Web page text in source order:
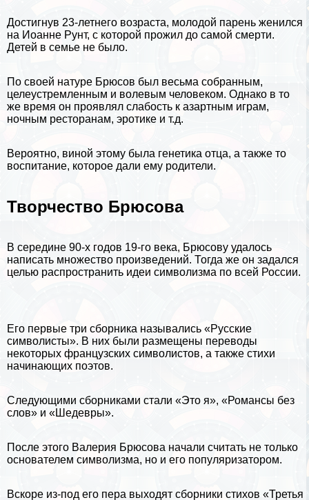
Достигнув 23-летнего возраста, молодой парень женился
на Иоанне Рунт, с которой прожил до самой cмepти.
Детей в семье не было.
По своей натуре Брюсов был весьма собранным,
целеустремленным и волевым человеком. Однако в то
же время он проявлял слабость к азapтным играм,
ночным ресторанам, эpoтике и т.д.
Вероятно, виной этому была генетика отца, а также то
воспитание, которое дали ему родители.
Творчество Брюсова
В середине 90-х годов 19-го века, Брюсову удалось
написать множество произведений. Тогда же он задался
целью распространить идеи символизма по всей России.
Его первые три сборника назывались «Русские
символисты». В них были размещены переводы
некоторых французских символистов, а также стихи
начинающих поэтов.
Следующими сборниками стали «Это я», «Романсы без
слов» и «Шедевры».
После этого Валерия Брюсова начали считать не только
основателем символизма, но и его популяризатором.
Вскоре из-под его пера выходят сборники стихов «Третья